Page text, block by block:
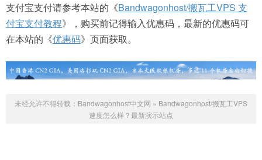
支付宝支付请参考本站的《Bandwagonhost/搬瓦工VPS 支
付宝支付教程》，购买前记得输入优惠码，最新的优惠码可
在本站的《优惠码》页面获取。
未经允许不得转载： Bandwagonhost中文网 » Bandwagonhost/搬瓦工VPS
速度怎么样？最新演示站点